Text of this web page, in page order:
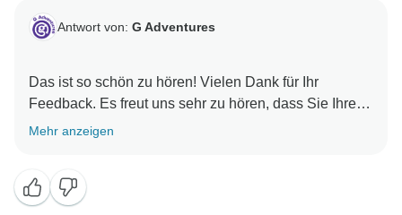
Antwort von: G Adventures
Das ist so schön zu hören! Vielen Dank für Ihr
Feedback. Es freut uns sehr zu hören, dass Sie Ihre
Mehr anzeigen